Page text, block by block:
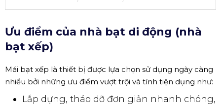
Ưu điểm của nhà bạt di động (nhà
bạt xếp)
Mái bạt xếp là thiết bị được lựa chọn sử dụng ngày càng
nhiều bởi những ưu điểm vượt trội và tính tiện dụng như:
Lắp dựng, tháo dỡ đơn giản nhanh chóng,